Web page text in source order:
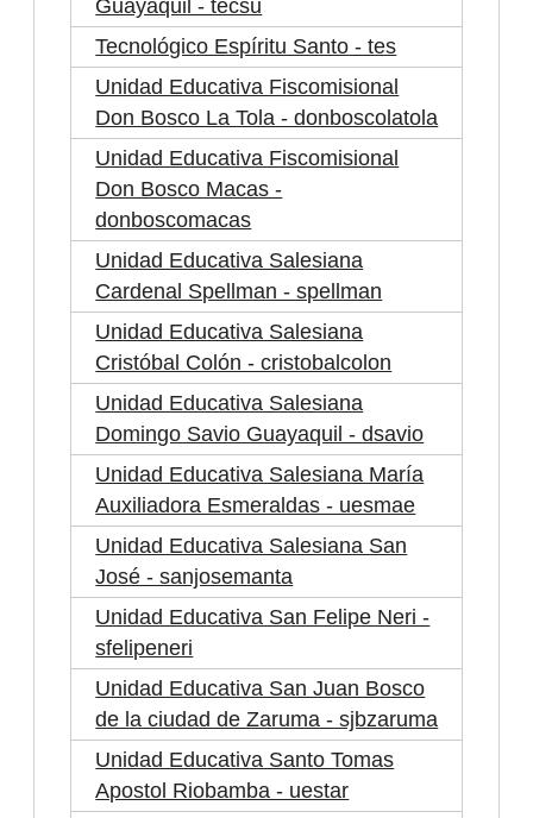
Guayaquil - tecsu
Tecnológico Espíritu Santo - tes
Unidad Educativa Fiscomisional
Don Bosco La Tola - donboscolatola
Unidad Educativa Fiscomisional
Don Bosco Macas -
donboscomacas
Unidad Educativa Salesiana
Cardenal Spellman - spellman
Unidad Educativa Salesiana
Cristóbal Colón - cristobalcolon
Unidad Educativa Salesiana
Domingo Savio Guayaquil - dsavio
Unidad Educativa Salesiana María
Auxiliadora Esmeraldas - uesmae
Unidad Educativa Salesiana San
José - sanjosemanta
Unidad Educativa San Felipe Neri -
sfelipeneri
Unidad Educativa San Juan Bosco
de la ciudad de Zaruma - sjbzaruma
Unidad Educativa Santo Tomas
Apostol Riobamba - uestar